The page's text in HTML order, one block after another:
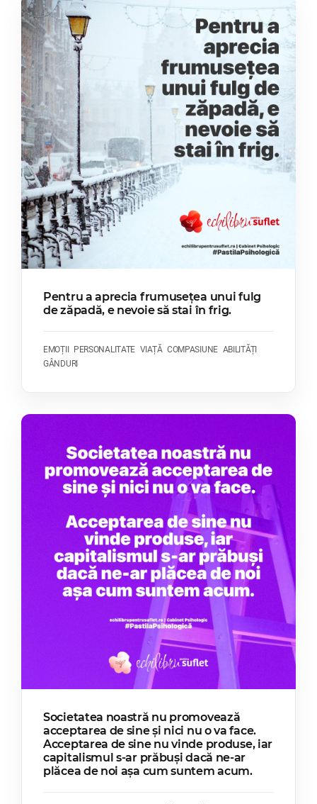
Pentru a aprecia frumusețea unui fulg
de zăpadă, e nevoie să stai în frig.
EMOȚII PERSONALITATE VIAȚĂ COMPASIUNE ABILITĂȚI
GÂNDURI
Societatea noastră nu promovează
acceptarea de sine și nici nu o va face.
Acceptarea de sine nu vinde produse, iar
capitalismul s-ar prăbuși dacă ne-ar
plăcea de noi așa cum suntem acum.